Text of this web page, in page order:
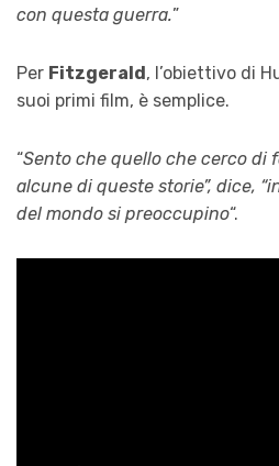
con questa guerra.”
Per Fitzgerald, l’obiettivo di
suoi primi film, è semplice.
“Sento che quello che cerco di
alcune di queste storie”, dice,
del mondo si preoccupino“.